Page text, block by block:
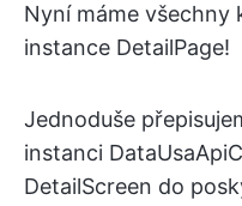
Nyní máme všechny
instance DetailPage!
Jednoduše
instanci
DetailScreen do